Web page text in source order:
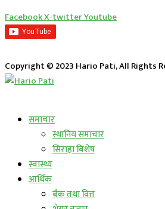
FacebookX-twitterYoutube
Copyright © 2023 Hario Pati, All Rights
समाचार
स्थानिय समाचार
सिराहा बिशेष
स्वास्थ्य
आर्थिक
बैंक तथा वित्त